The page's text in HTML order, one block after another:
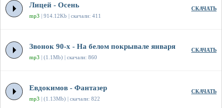
Лицей - Осень
mp3 | 914.12Kb | скачали: 411
СКАЧАТЬ
Звонок 90-х - На белом покрывале января
mp3 | (1.1Mb) | скачали: 860
СКАЧАТЬ
Евдокимов - Фантазер
mp3 | (1.13Mb) | скачали: 822
СКАЧАТЬ